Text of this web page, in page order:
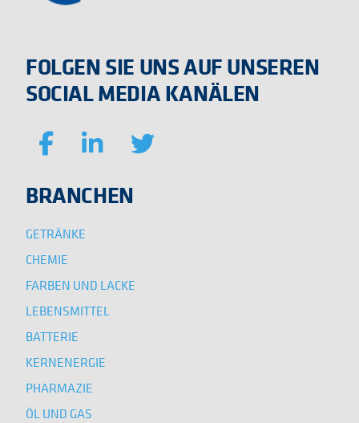
FOLGEN SIE UNS AUF UNSEREN
SOCIAL MEDIA KANÄLEN
BRANCHEN
GETRÄNKE
CHEMIE
FARBEN UND LACKE
LEBENSMITTEL
BATTERIE
KERNENERGIE
PHARMAZIE
ÖL UND GAS